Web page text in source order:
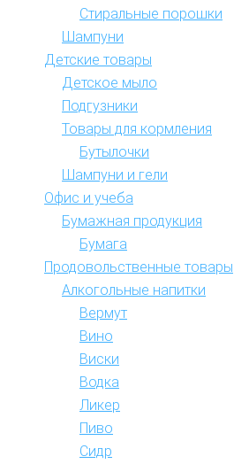
Стиральные порошки
Шампуни
Детские товары
Детское мыло
Подгузники
Товары для кормления
Бутылочки
Шампуни и гели
Офис и учеба
Бумажная продукция
Бумага
Продовольственные товары
Алкогольные напитки
Вермут
Вино
Виски
Водка
Ликер
Пиво
Сидр